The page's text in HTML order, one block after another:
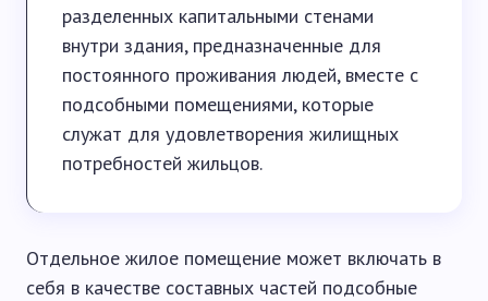
разделенных капитальными стенами
внутри здания, предназначенные для
постоянного проживания людей, вместе с
подсобными помещениями, которые
служат для удовлетворения жилищных
потребностей жильцов.
Отдельное жилое помещение может включать в
себя в качестве составных частей подсобные